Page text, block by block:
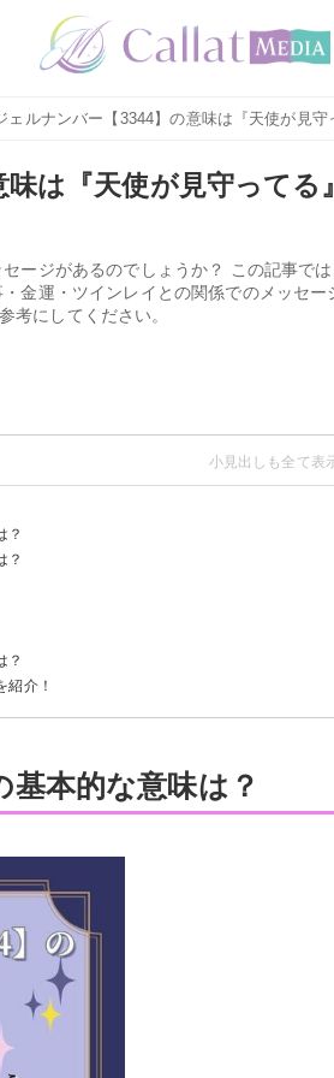
ェルナンバー【3344】の意味は『天使が見
は『天使が見守ってる
ージがあるのでしょうか？ この記事で
金運・ツインレイとの関係でのメッセー
考にしてください。
？
？
？
紹介！
本的な意味は？